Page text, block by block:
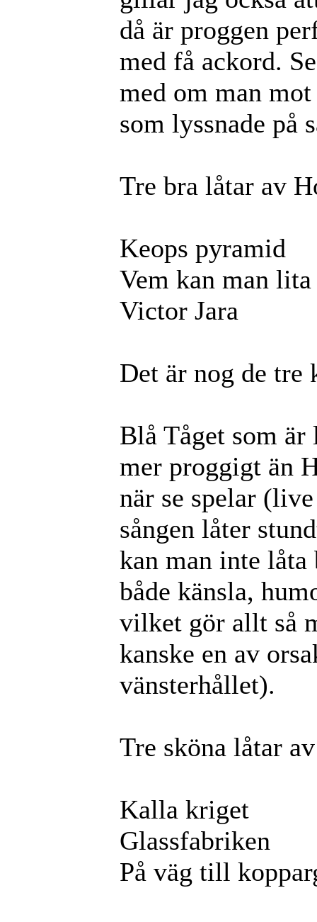
då är proggen
med få ackord.
med om man
som lyssnade på
Tre bra låtar av
Keops pyramid
Vem kan man lita
Victor Jara
Det är nog de tre
Blå Tåget som är
mer proggigt än
när se spelar
sången låter
kan man inte
både känsla,
vilket gör allt så
kanske en av
vänsterhållet).
Tre sköna låtar
Kalla kriget
Glassfabriken
På väg till